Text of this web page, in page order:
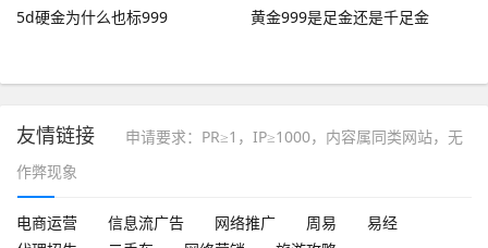
5d硬金为什么也标999 黄金999是足金还是千足金
友情链接
申请要求：PR≥1，IP≥1000，内容属同类网站，无
作弊现象
电商运营 信息流广告 网络推广 周易
易经